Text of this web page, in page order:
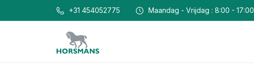
+31 454052775 Maandag - Vrijdag : 8:00 - 17:00